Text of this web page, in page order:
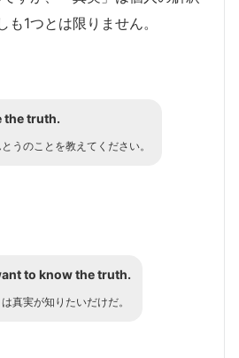
1つとは限りません。
the truth.
うのことを教えてください。
to know the truth.
真実が知りたいだけだ。